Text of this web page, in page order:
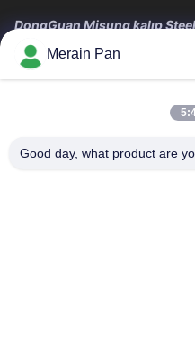
DongGuan Misung kalıp
sıcak iş çeliği, soğuk iş çeliği,
tedarikinde lider bir şirkettir.
Hızlı Bağlantılar
VR Gösterisi
Merain Pan
Good day, what product are